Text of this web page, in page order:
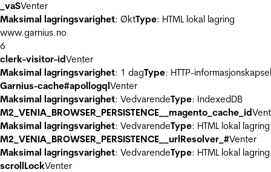
_vaSVenter
Maksimal lagringsvarighet: ØktType: HTML lokal lagring
www.garnius.no
6
clerk-visitor-idVenter
Maksimal lagringsvarighet: 1 dagType: HTTP-informasjonskapsel
Garnius-cache#apollogqlVenter
Maksimal lagringsvarighet: VedvarendeType: IndexedDB
M2_VENIA_BROWSER_PERSISTENCE__magento_cache_id
Maksimal lagringsvarighet: VedvarendeType: HTML lokal lagring
M2_VENIA_BROWSER_PERSISTENCE__urlResolver_#Venter
Maksimal lagringsvarighet: VedvarendeType: HTML lokal lagring
scrollLockVenter